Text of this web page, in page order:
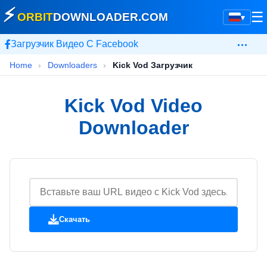
▾
⚡ORBITDOWNLOADER.COM ☰
Загрузчик Видео С Facebook …
Home › Downloaders › Kick Vod Загрузчик
Kick Vod Video
Downloader
Скачать